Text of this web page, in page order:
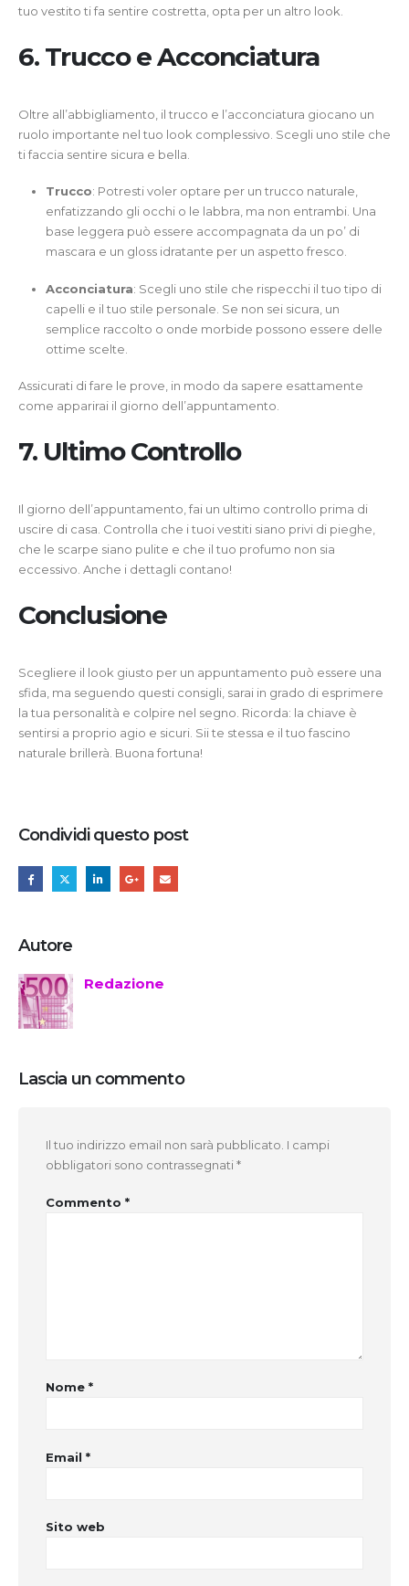
tuo vestito ti fa sentire costretta, opta per un altro look.
6. Trucco e Acconciatura
Oltre all’abbigliamento, il trucco e l’acconciatura giocano un
ruolo importante nel tuo look complessivo. Scegli uno stile che
ti faccia sentire sicura e bella.
Trucco: Potresti voler optare per un trucco naturale,
enfatizzando gli occhi o le labbra, ma non entrambi. Una
base leggera può essere accompagnata da un po’ di
mascara e un gloss idratante per un aspetto fresco.
Acconciatura: Scegli uno stile che rispecchi il tuo tipo di
capelli e il tuo stile personale. Se non sei sicura, un
semplice raccolto o onde morbide possono essere delle
ottime scelte.
Assicurati di fare le prove, in modo da sapere esattamente
come apparirai il giorno dell’appuntamento.
7. Ultimo Controllo
Il giorno dell’appuntamento, fai un ultimo controllo prima di
uscire di casa. Controlla che i tuoi vestiti siano privi di pieghe,
che le scarpe siano pulite e che il tuo profumo non sia
eccessivo. Anche i dettagli contano!
Conclusione
Scegliere il look giusto per un appuntamento può essere una
sfida, ma seguendo questi consigli, sarai in grado di esprimere
la tua personalità e colpire nel segno. Ricorda: la chiave è
sentirsi a proprio agio e sicuri. Sii te stessa e il tuo fascino
naturale brillerà. Buona fortuna!
Condividi questo post
Autore
Redazione
Lascia un commento
Il tuo indirizzo email non sarà pubblicato. I campi
obbligatori sono contrassegnati*
Commento *
Nome *
Email *
Sito web